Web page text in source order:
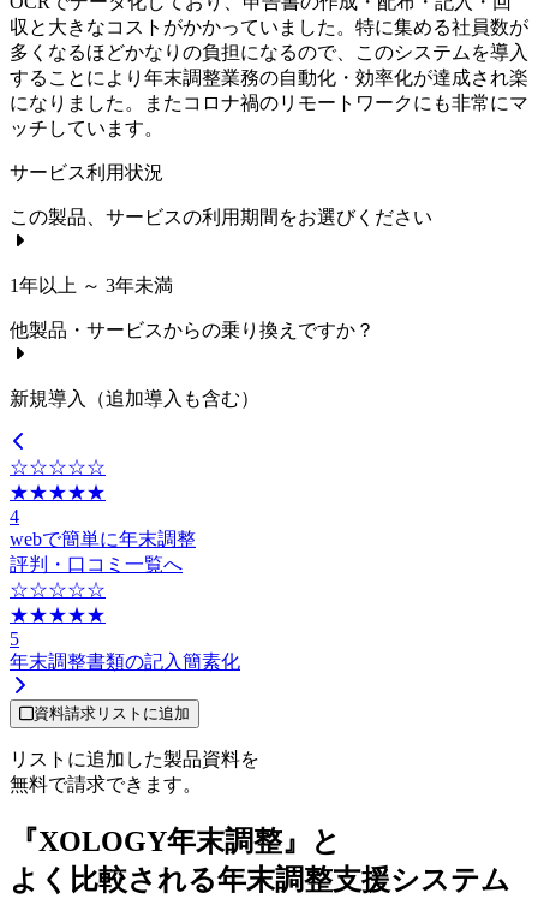
収と大きなコストがかかっていました。特に集める社員数が
多くなるほどかなりの負担になるので、このシステムを導入
することにより年末調整業務の自動化・効率化が達成され楽
になりました。またコロナ禍のリモートワークにも非常にマ
ッチしています。
サービス利用状況
この製品、サービスの利用期間をお選びください
1年以上 ～ 3年未満
他製品・サービスからの乗り換えですか？
新規導入（追加導入も含む）
☆☆☆☆☆
★★★★★
4
webで簡単に年末調整
評判・口コミ一覧へ
☆☆☆☆☆
★★★★★
5
年末調整書類の記入簡素化
資料請求リストに追加
リストに追加した製品資料を
無料で請求できます。
『XOLOGY年末調整』と
よく比較される年末調整支援システム